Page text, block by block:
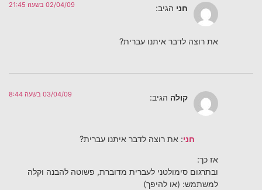
חני הגיב: 02/04/09 בשעה 21:45
את רוצה לדבר איתנו עברית?
קולה הגיב: 03/04/09 בשעה 8:44
חני: את רוצה לדבר איתנו עברית?
אז כך:
ובתרגום סימולטני לעברית מדוברת, פשוטה להבנה וקלה
למשתמש: (או להיפך)